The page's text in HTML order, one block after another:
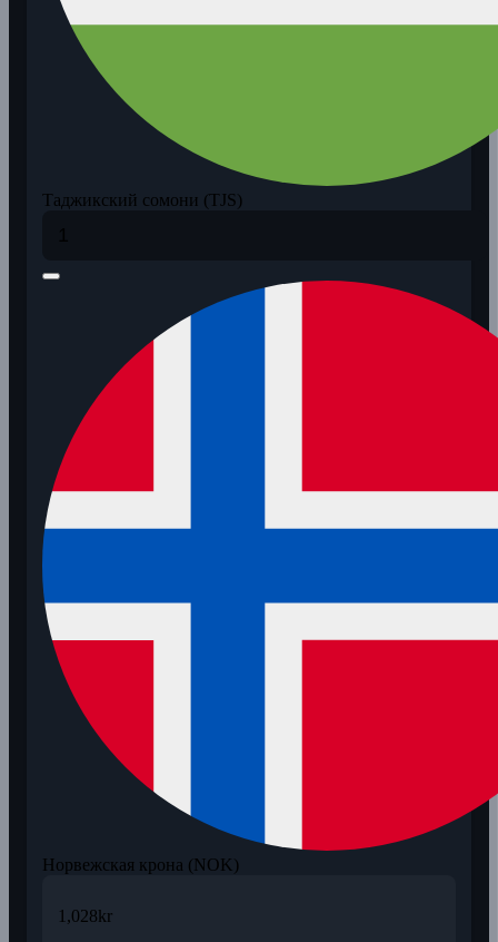
Таджикский сомони (TJS)
Норвежская крона (NOK)
1,028kr